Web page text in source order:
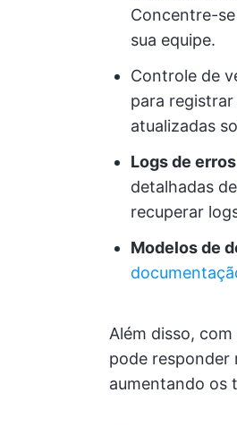
Concentre-
sua equipe.
Controle de
para registrar
atualizadas
Logs de
detalhadas
recuperar
Modelos de
Além disso,
pode responder
aumentando os